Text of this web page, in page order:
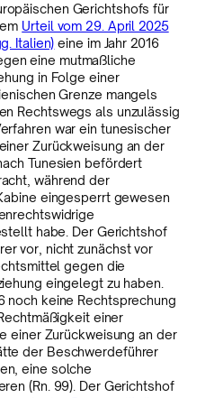
Gerichtshofs für
Urteil vom 29. April 2025
Italien) eine im Jahr 2016
eine mutmaßliche
in Folge einer
Grenze mangels
Rechtswegs als unzulässig
war ein tunesischer
Zurückweisung an der
Tunesien befördert
während der
eingesperrt gewesen
habe. Der Gerichtshof
vor, nicht zunächst vor
gegen die
eingelegt zu haben.
noch keine Rechtsprechung
einer
einer Zurückweisung an der
der Beschwerdeführer
eine solche
(Rn. 99). Der Gerichtshof